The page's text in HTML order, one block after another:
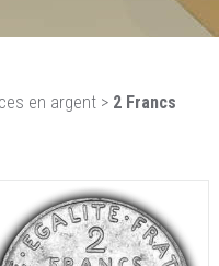
en argent > 2 Francs